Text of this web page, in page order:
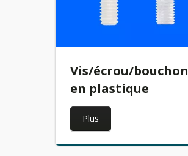
Vis/écrou/bouchon
en plastique
Plus